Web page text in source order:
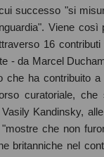
successo "si
Viene
16
- da Marcel
che ha contribuito
curatoriale,
Kandinsky,
che non
britanniche nel